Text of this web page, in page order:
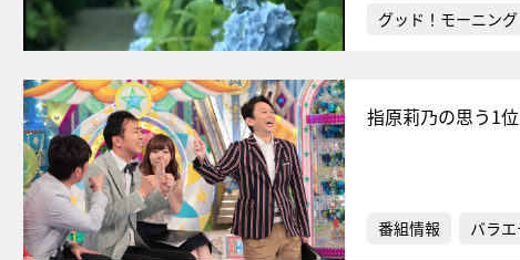
グッド！モーニング
指原莉乃の思う1
番組情報 バラエ